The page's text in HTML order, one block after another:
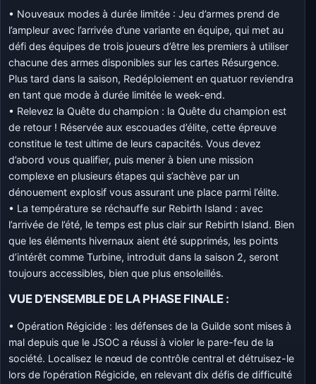
• Nouveaux modes à durée limitée : Jeu d’armes prend de
l’ampleur avec l’arrivée d’une variante en équipe, qui met au
défi des équipes de trois joueurs d’être les premiers à utiliser
chacune des armes disponibles sur les cartes Résurgence.
Plus tard dans la saison, Redéploiement en quatuor reviendra
en tant que mode à durée limitée le week-end.
• Relevez la Quête du champion : la Quête du champion est
de retour ! Réservée aux escouades d’élite, cette épreuve
constitue le test ultime de leurs capacités. Vous devez
d’abord vous qualifier, puis mener à bien une mission
complexe en plusieurs étapes qui s’achève par un
dénouement explosif vous assurant une place parmi l’élite.
• La température se réchauffe sur Rebirth Island : avec
l’arrivée de l’été, le temps est plus clair sur Rebirth Island. Bien
que les éléments hivernaux aient été supprimés, les points
d’intérêt comme Turbine, introduit dans la saison 2, seront
toujours accessibles, bien que plus ensoleillés.
VUE D’ENSEMBLE DE LA PHASE FINALE :
• Opération Régicide : les défenses de la Guilde sont mises à
mal depuis que le JSOC a réussi à violer le pare-feu de la
société. Localisez le nœud de contrôle central et détruisez-le
lors de l’opération Régicide, en relevant dix défis de difficulté